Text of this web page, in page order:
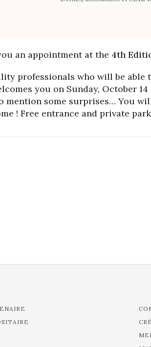
an appointment at the 4th
professionals who will be
you on Sunday, October
some surprises… You
! Free entrance and private